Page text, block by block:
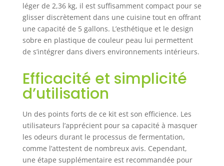
léger de 2,36 kg, il est suffisamment compact pour se
glisser discrètement dans une cuisine tout en offrant
une capacité de 5 gallons. L’esthétique et le design
sobre en plastique de couleur peau lui permettent
de s’intégrer dans divers environnements intérieurs.
Efficacité et simplicité
d’utilisation
Un des points forts de ce kit est son efficience. Les
utilisateurs l’apprécient pour sa capacité à masquer
les odeurs durant le processus de fermentation,
comme l’attestent de nombreux avis. Cependant,
une étape supplémentaire est recommandée pour